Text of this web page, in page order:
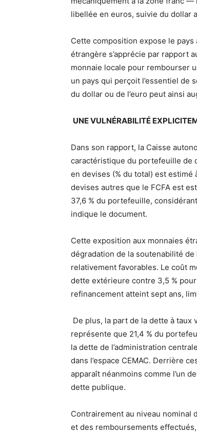
libellée en euros, suivie du dollar
Cette composition expose le pays
étrangère s’apprécie par rapport
monnaie locale pour rembourser
un pays qui perçoit l’essentiel de
du dollar ou de l’euro peut ainsi
UNE VULNÉRABILITÉ
Dans son rapport, la Caisse
caractéristique du portefeuille de
en devises (% du total) est
devises autres que le FCFA est
37,6 % du portefeuille,
indique le document.
Cette exposition aux monnaies
dégradation de la soutenabilité
relativement favorables. Le coût
dette extérieure contre 3,5 %
refinancement atteint sept ans,
De plus, la part de la dette à
représente que 21,4 % du
la dette de l’administration
dans l’espace CEMAC. Derrière
apparaît néanmoins comme l’un
dette publique.
Contrairement au niveau nominal
et des remboursements